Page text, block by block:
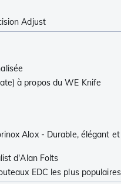
Adjust
à propos du WE Knife
Alox - Durable, élégant et
d'Alan Folts
EDC les plus populaires